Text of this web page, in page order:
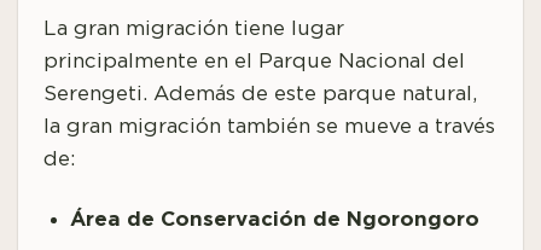
La gran migración tiene lugar
principalmente en el Parque Nacional del
Serengeti. Además de este parque natural,
la gran migración también se mueve a través
de:
Área de Conservación de Ngorongoro